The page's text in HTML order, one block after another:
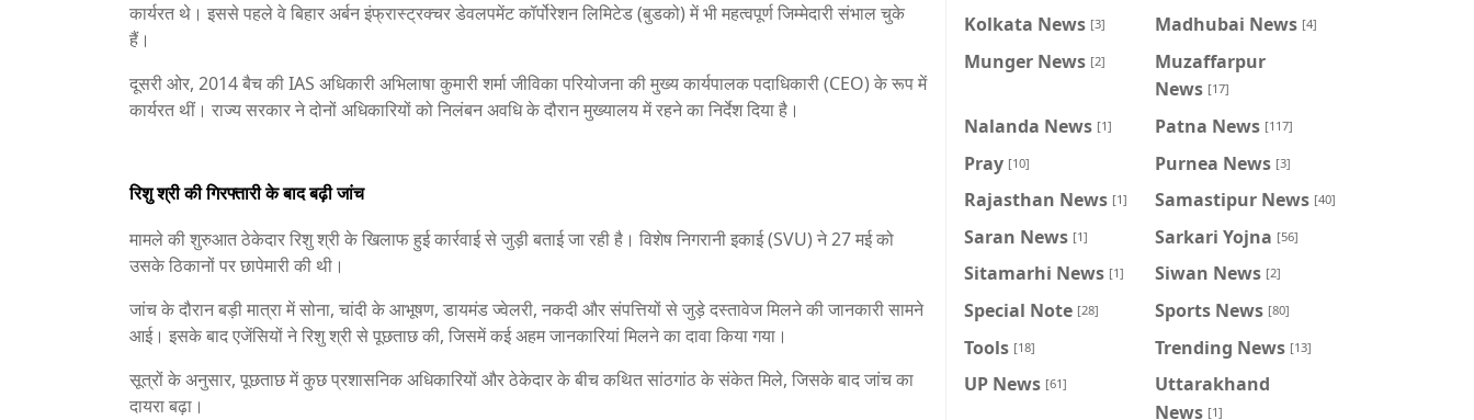
कार्यरत थे। इससे पहले वे बिहार अर्बन इंफ्रास्ट्रक्चर डेवलपमेंट कॉर्पोरेशन लिमिटेड (बुडको) में भी महत्वपूर्ण जिम्मेदारी संभाल चुके
हैं।
दूसरी ओर, 2014 बैच की IAS अधिकारी अभिलाषा कुमारी शर्मा जीविका परियोजना की मुख्य कार्यपालक पदाधिकारी (CEO) के रूप में
कार्यरत थीं। राज्य सरकार ने दोनों अधिकारियों को निलंबन अवधि के दौरान मुख्यालय में रहने का निर्देश दिया है।
रिशु श्री की गिरफ्तारी के बाद बढ़ी जांच
मामले की शुरुआत ठेकेदार रिशु श्री के खिलाफ हुई कार्रवाई से जुड़ी बताई जा रही है। विशेष निगरानी इकाई (SVU) ने 27 मई को
उसके ठिकानों पर छापेमारी की थी।
जांच के दौरान बड़ी मात्रा में सोना, चांदी के आभूषण, डायमंड ज्वेलरी, नकदी और संपत्तियों से जुड़े दस्तावेज मिलने की जानकारी सामने
आई। इसके बाद एजेंसियों ने रिशु श्री से पूछताछ की, जिसमें कई अहम जानकारियां मिलने का दावा किया गया।
सूत्रों के अनुसार, पूछताछ में कुछ प्रशासनिक अधिकारियों और ठेकेदार के बीच कथित सांठगांठ के संकेत मिले, जिसके बाद जांच का
दायरा बढ़ा।
Kolkata News [3] Madhubai News [4]
Munger News [2]
Muzaffarpur
News [17]
Nalanda News [1] Patna News [117]
Pray [10] Purnea News [3]
Rajasthan News [1] Samastipur News [40]
Saran News [1] Sarkari Yojna [56]
Sitamarhi News [1] Siwan News [2]
Special Note [28] Sports News [80]
Tools [18] Trending News [13]
UP News [61]
Uttarakhand
News [1]